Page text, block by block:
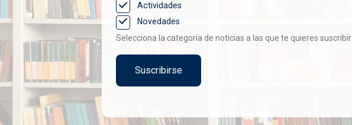
Actividades
Novedades
Selecciona la categoría de noticias a las que te quieres suscribir